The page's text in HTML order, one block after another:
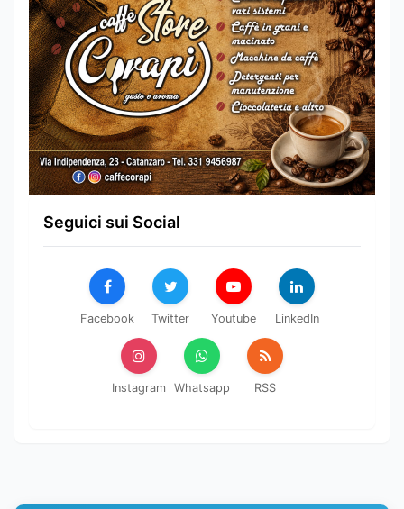
Seguici sui Social
Facebook Twitter Youtube LinkedIn
Instagram Whatsapp RSS